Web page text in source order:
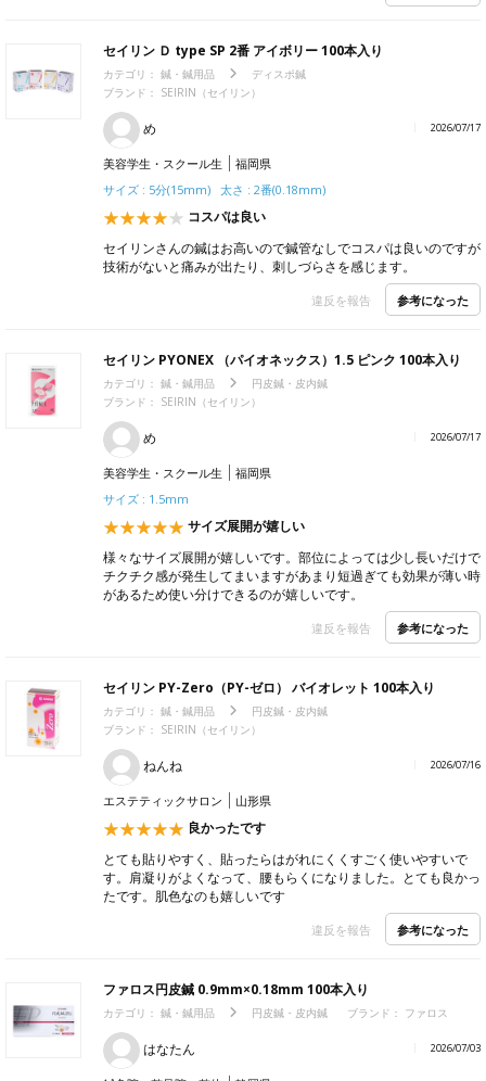
セイリン Ｄ type SP 2番 アイボリー 100本入り
カテゴリ： 鍼・鍼用品
ディスポ鍼
ブランド： SEIRIN（セイリン）
め 2026/07/17
美容学生・スクール生
福岡県
サイズ : 5分(15mm) 太さ : 2番(0.18mm)
コスパは良い
セイリンさんの鍼はお高いので鍼管なしでコスパは良いのですが
技術がないと痛みが出たり、刺しづらさを感じます。
違反を報告 参考になった
セイリン PYONEX （パイオネックス）1.5 ピンク 100本入り
カテゴリ： 鍼・鍼用品
円皮鍼・皮内鍼
ブランド： SEIRIN（セイリン）
め 2026/07/17
美容学生・スクール生
福岡県
サイズ : 1.5mm
サイズ展開が嬉しい
様々なサイズ展開が嬉しいです。部位によっては少し長いだけで
チクチク感が発生してまいますがあまり短過ぎても効果が薄い時
があるため使い分けできるのが嬉しいです。
違反を報告 参考になった
セイリン PY-Zero（PY-ゼロ） バイオレット 100本入り
カテゴリ： 鍼・鍼用品
円皮鍼・皮内鍼
ブランド： SEIRIN（セイリン）
ねんね 2026/07/16
エステティックサロン 山形県
良かったです
とても貼りやすく、貼ったらはがれにくくすごく使いやすいで
す。肩凝りがよくなって、腰もらくになりました。とても良かっ
たです。肌色なのも嬉しいです
違反を報告 参考になった
ファロス円皮鍼 0.9mm×0.18mm 100本入り
カテゴリ： 鍼・鍼用品 円皮鍼・皮内鍼 ブランド： ファロス
はなたん 2026/07/03